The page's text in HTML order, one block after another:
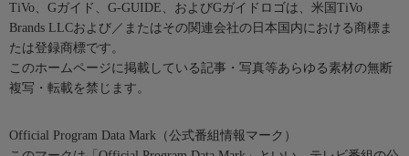
TiVo、Gガイド、G-GUIDE、およびGガイドロゴは、米国TiVo
Brands LLCおよび／またはその関連会社の日本国内における商標ま
たは登録商標です。
このホームページに掲載している記事・写真等あらゆる素材の無断
複写・転載を禁じます。
Official Program Data Mark（公式番組情報マーク）